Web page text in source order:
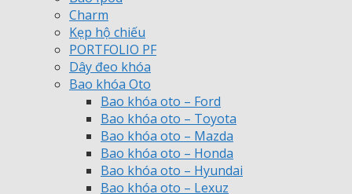
Charm
Kẹp hộ chiếu
PORTFOLIO PF
Dây đeo khóa
Bao khóa Oto
Bao khóa oto – Ford
Bao khóa oto – Toyota
Bao khóa oto – Mazda
Bao khóa oto – Honda
Bao khóa oto – Hyundai
Bao khóa oto – Lexuz